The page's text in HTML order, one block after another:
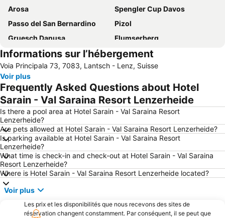
Arosa
Spengler Cup Davos
Passo del San Bernardino
Pizol
Gruesch Danusa
Flumserberg
Mottolino Fun Fountain
Silvretta Montafon
Sils Maria
Station de sports d'hiver de Malbun
Sankt Moritz - Corviglia - Marguns
Sportzentrum Davos Platz
Aéroport de Samedan-Engadin
Pontresina
Albulapass
Sation de ski Davos-Parsenn
Vieille ville de Saint Moritz
Malojapass
Bahnhof Sankt Moritz
Glacier Express
Savognin
Heididorf
Davos Rinerhorn
Iglu Dorf Davos-Klosters
Jakobshorn
Bernina Express
Engadiner Summer Run
Informations sur l’hébergement
Voia Principala 73, 7083, Lantsch - Lenz, Suisse
Voir plus
Frequently Asked Questions about Hotel
Sarain - Val Saraina Resort Lenzerheide
Is there a pool area at Hotel Sarain - Val Saraina Resort
Lenzerheide?
Are pets allowed at Hotel Sarain - Val Saraina Resort Lenzerheide?
Is parking available at Hotel Sarain - Val Saraina Resort
Lenzerheide?
What time is check-in and check-out at Hotel Sarain - Val Saraina
Resort Lenzerheide?
Where is Hotel Sarain - Val Saraina Resort Lenzerheide located?
Voir plus
Les prix et les disponibilités que nous recevons des sites de
réservation changent constamment. Par conséquent, il se peut que